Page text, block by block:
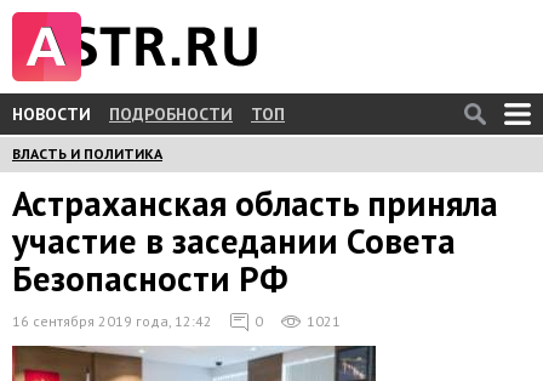
НОВОСТИ ПОДРОБНОСТИ ТОП
ВЛАСТЬ И ПОЛИТИКА
Астраханская область приняла
участие в заседании Совета
Безопасности РФ
16 сентября 2019 года, 12:42 0 1021